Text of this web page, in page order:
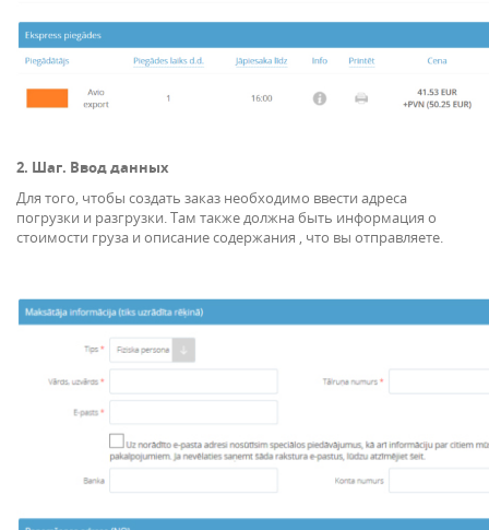
2. Шаг. Bвод данных
Для того, чтобы создать заказ необходимо ввести адресa
погрузки и разгрузки. Там также должнa быть информация о
стоимости груза и описание содержания , что вы отправляете.